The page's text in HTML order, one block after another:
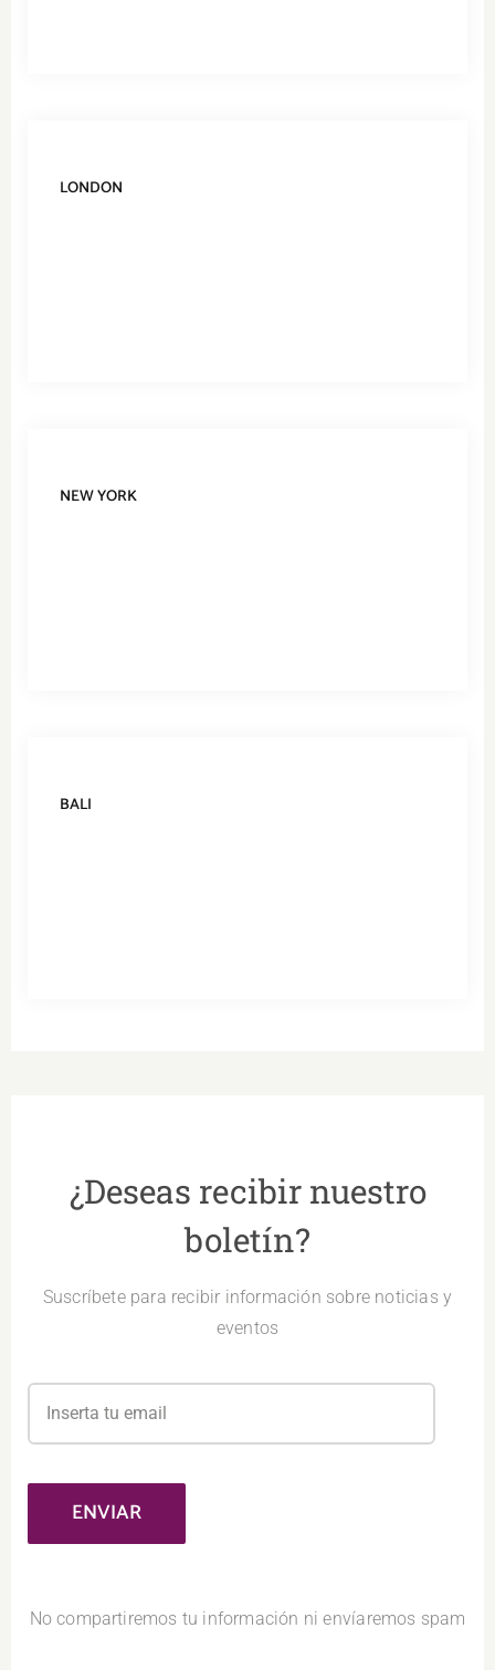
LONDON
NEW YORK
BALI
¿Deseas recibir nuestro
boletín?
Suscríbete para recibir información sobre noticias y
eventos
No compartiremos tu información ni envíaremos spam